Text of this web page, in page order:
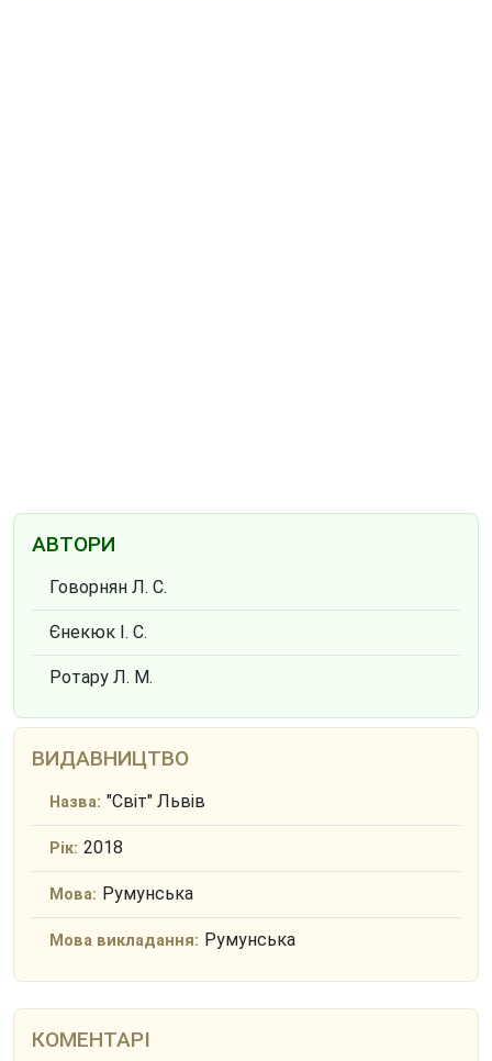
АВТОРИ
Говорнян Л. С.
Єнекюк І. С.
Ротару Л. М.
ВИДАВНИЦТВО
Назва: "Світ" Львів
Рік: 2018
Мова: Румунська
Мова викладання: Румунська
КОМЕНТАРІ